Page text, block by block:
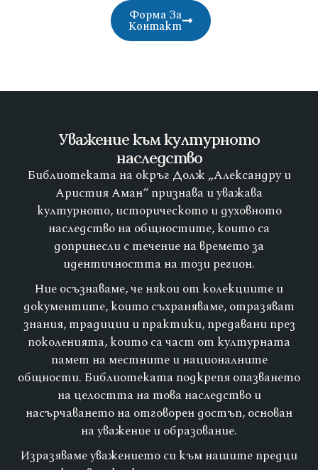
Форма За
Контакт
Уважение към културното
наследство
Библиотеката на окръг Долж „Александру и
Аристия Аман“ признава и уважава
културното, историческото и духовното
наследство на общностите, които са
допринесли с течение на времето за
идентичността на този регион.
Ние осъзнаваме, че някои от колекциите и
документите, които съхраняваме, отразяват
знания, традиции и практики, предавани през
поколенията, които са част от културната
памет на местните и националните
общности. Библиотеката подкрепя опазването
на целостта на това наследство и
насърчаването на отговорен достъп, основан
на уважение и образование.
Изразяваме уважението си към нашите предци